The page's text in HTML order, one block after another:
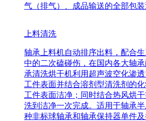
气（排气）、成品输送的全部包装
上料清洗
轴承上料机自动排序出料，配合
中的二次磕碰伤，在国内各大轴
承清洗烘干机利用超声波空化渗
工件表面并结合溶剂型清洗剂的
工件表面洁净；同时结合热风烘
洗到洁净一次完成。适用于轴承
种非标球轴承和轴承保持器单件